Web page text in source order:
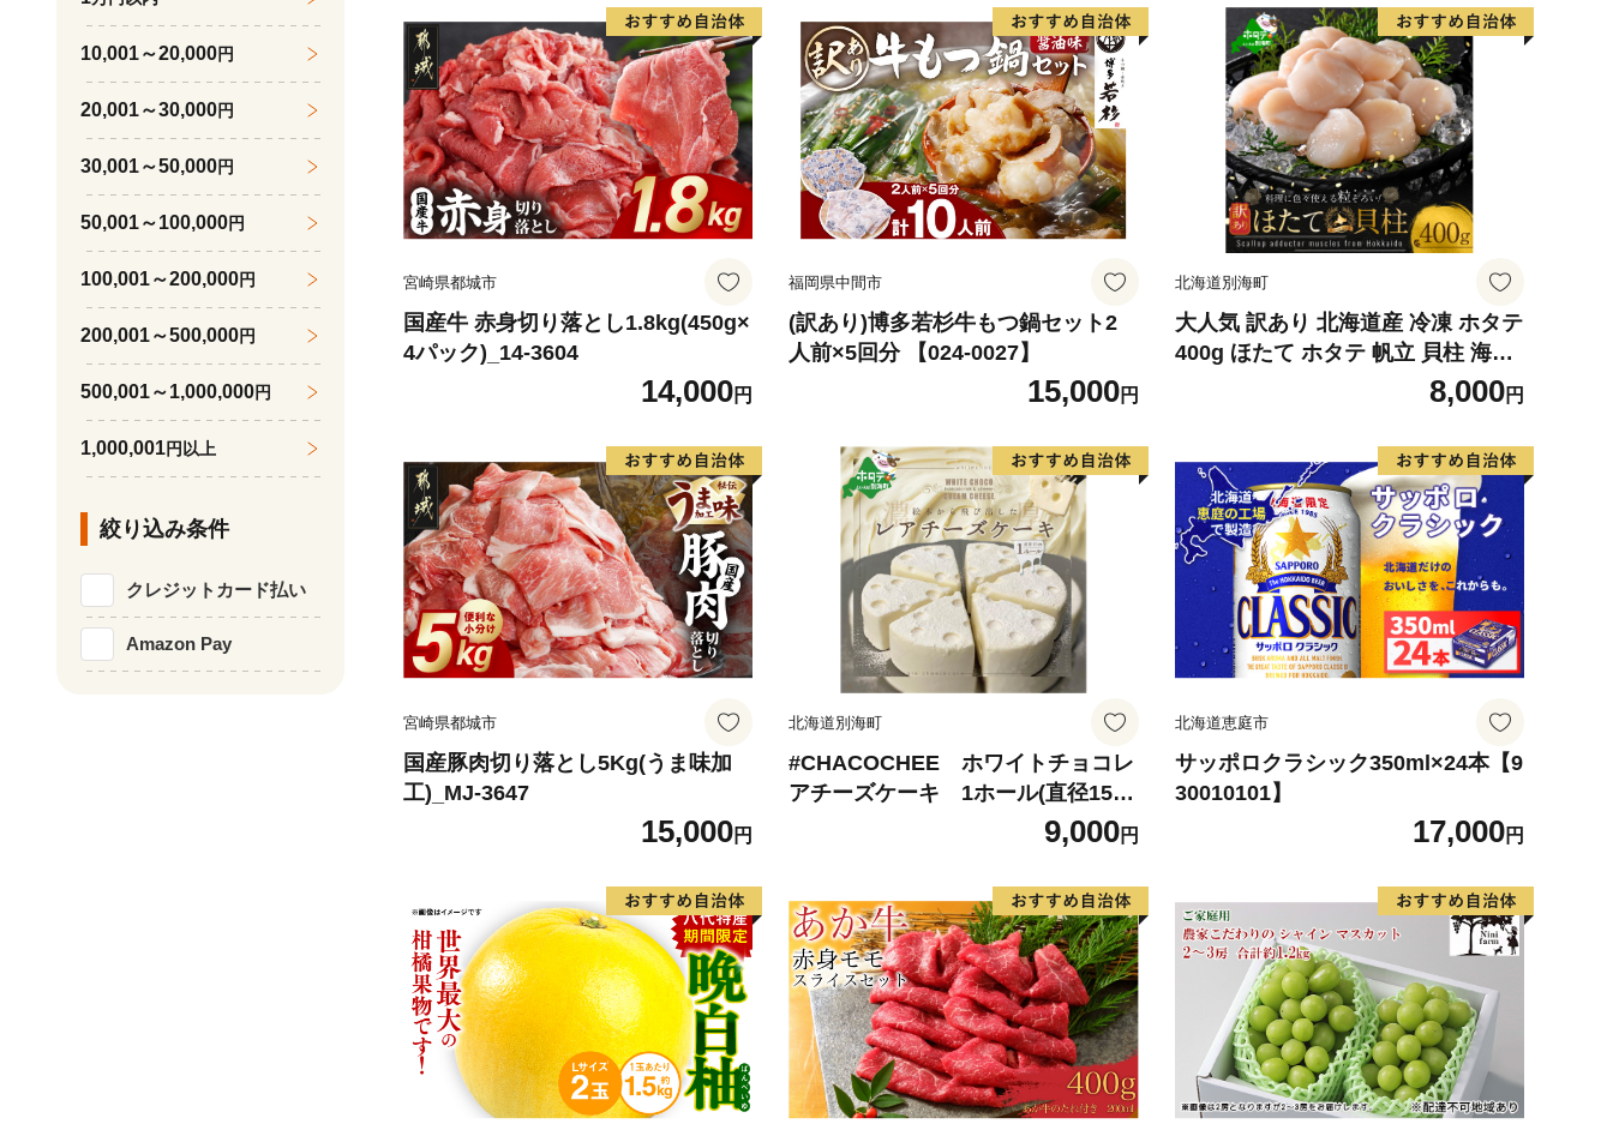
品 北海道 白糠町
宮崎県都城市
国産牛 赤身切り落とし1.8kg(450g×
4パック)_14-3604
14,000円
福岡県中間市
(訳あり)博多若杉牛もつ鍋セット2
人前×5回分 【024-0027】
15,000円
北海道別海町
大人気 訳あり 北海道産 冷凍 ホタテ
400g ほたて ホタテ 帆立 貝柱 海鮮
魚介類 刺身 大粒 天然 海鮮 ランキ
ング 大人気 人気 おすすめ 訳あり
8,000円
宮崎県都城市
国産豚肉切り落とし5Kg(うま味加
工)_MJ-3647
15,000円
北海道別海町
#CHACOCHEE ホワイトチョコレ
アチーズケーキ 1ホール(直径15c
m)（北海道,別海町,チーズ,ちーず,
チーズケーキ,ふるさと納税）
9,000円
北海道恵庭市
サッポロクラシック350ml×24本【9
30010101】
17,000円
10,001～20,000円
20,001～30,000円
30,001～50,000円
50,001～100,000円
100,001～200,000円
200,001～500,000円
500,001～1,000,000円
1,000,001円以上
絞り込み条件
クレジットカード払い
Amazon Pay